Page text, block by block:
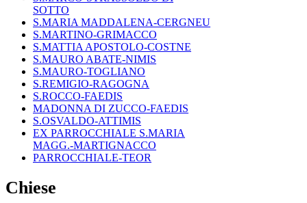
SOTTO
S.MARIA MADDALENA-CERGNEU
S.MARTINO-GRIMACCO
S.MATTIA APOSTOLO-COSTNE
S.MAURO ABATE-NIMIS
S.MAURO-TOGLIANO
S.REMIGIO-RAGOGNA
S.ROCCO-FAEDIS
MADONNA DI ZUCCO-FAEDIS
S.OSVALDO-ATTIMIS
EX PARROCCHIALE S.MARIA
MAGG.-MARTIGNACCO
PARROCCHIALE-TEOR
Chiese